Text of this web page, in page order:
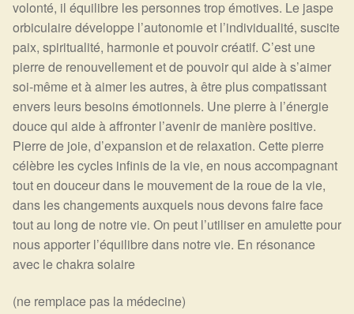
volonté, il équilibre les personnes trop émotives. Le jaspe
orbiculaire développe l’autonomie et l’individualité, suscite
paix, spiritualité, harmonie et pouvoir créatif. C’est une
pierre de renouvellement et de pouvoir qui aide à s’aimer
soi-même et à aimer les autres, à être plus compatissant
envers leurs besoins émotionnels. Une pierre à l’énergie
douce qui aide à affronter l’avenir de manière positive.
Pierre de joie, d’expansion et de relaxation. Cette pierre
célèbre les cycles infinis de la vie, en nous accompagnant
tout en douceur dans le mouvement de la roue de la vie,
dans les changements auxquels nous devons faire face
tout au long de notre vie. On peut l’utiliser en amulette pour
nous apporter l’équilibre dans notre vie. En résonance
avec le chakra solaire
(ne remplace pas la médecine)